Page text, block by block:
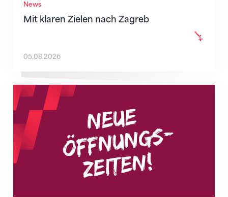
News
Mit klaren Zielen nach Zagreb
05.08.2026
Neue Empfangszeiten ab 1. August 2026